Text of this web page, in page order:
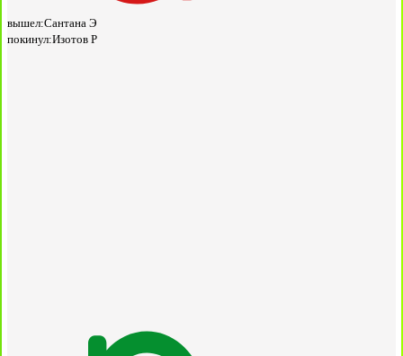
вышел:Сантана Э
покинул:Изотов Р